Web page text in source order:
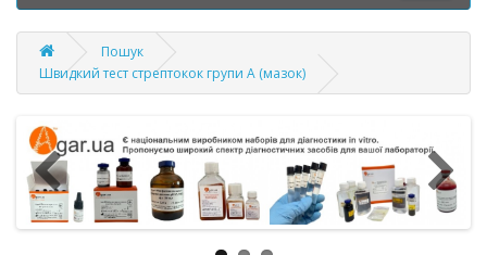
Пошук
Швидкий тест стрептокок групи А (мазок)